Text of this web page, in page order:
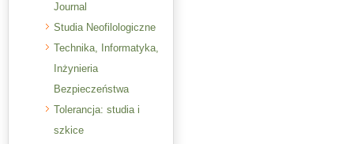
Journal
Studia Neofilologiczne
Technika, Informatyka,
Inżynieria
Bezpieczeństwa
Tolerancja: studia i
szkice